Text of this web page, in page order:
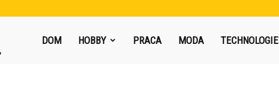
DOM HOBBY PRACA MODA TECHNOLOGIE